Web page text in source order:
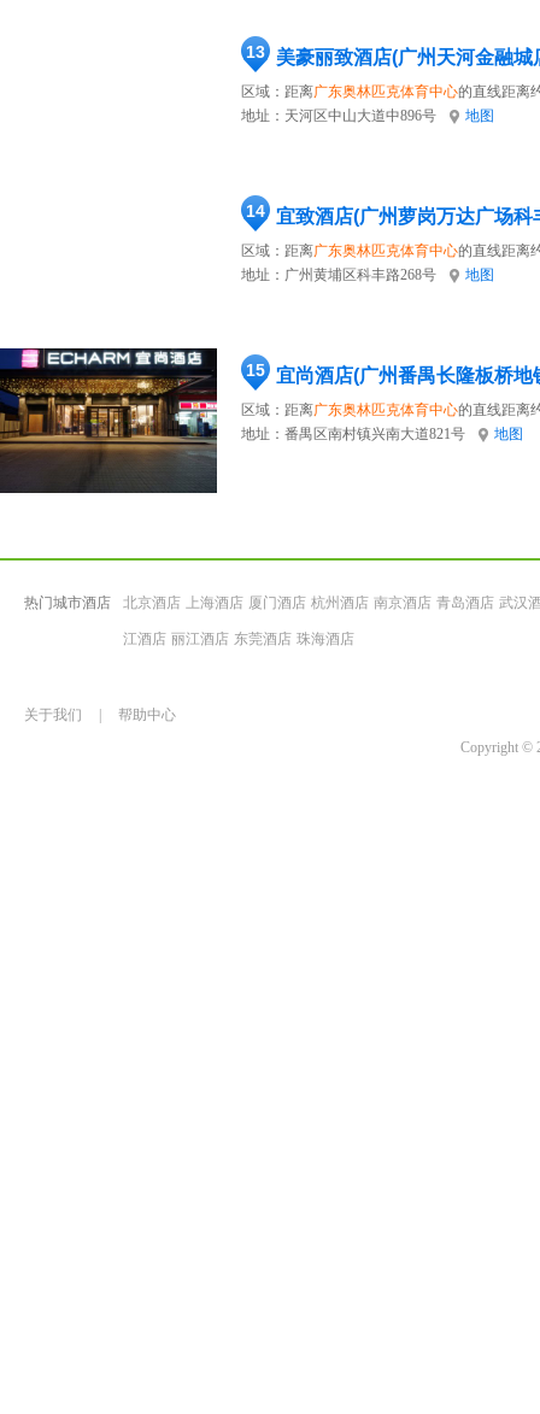
13 美豪丽致酒店(广州天河金融城
区域：距离广东奥林匹克体育中心的直线距离
地址： 天河区中山大道中896号 地图
14 宜致酒店(广州萝岗万达广场科
区域：距离广东奥林匹克体育中心的直线距离
地址： 广州黄埔区科丰路268号 地图
15 宜尚酒店(广州番禺长隆板桥地
区域：距离广东奥林匹克体育中心的直线距离
地址： 番禺区南村镇兴南大道821号 地图
热门城市酒店 北京酒店 上海酒店 厦门酒店 杭州酒店 南京酒店 青岛酒店 武汉
江酒店 丽江酒店 东莞酒店 珠海酒店
关于我们
帮助中心
Copyright ©